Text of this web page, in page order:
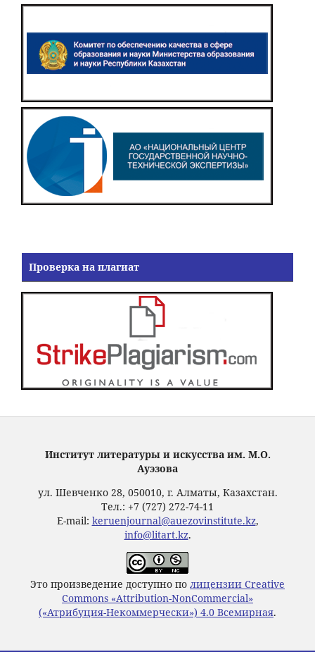
Проверка на плагиат
Институт литературы и искусства им. М.О.
Ауэзова
ул. Шевченко 28, 050010, г. Алматы, Казахстан.
Тел.: +7 (727) 272-74-11
E-mail: keruenjournal@auezovinstitute.kz,
info@litart.kz.
Это произведение доступно по лицензии Creative
Commons «Attribution-NonCommercial»
(«Атрибуция-Некоммерчески») 4.0 Всемирная.